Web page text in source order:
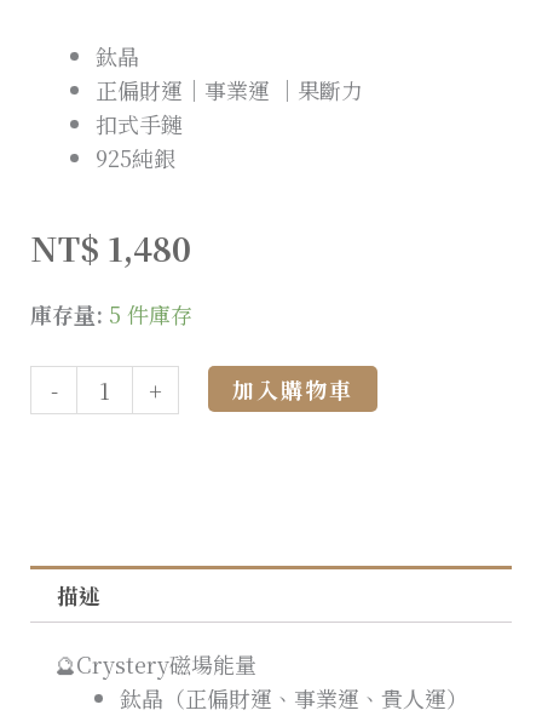
鈦晶
正偏財運｜事業運 ｜果斷力
扣式手鏈
925純銀
NT$ 1,480
庫存量: 5 件庫存
- + 加入購物車
描述
🔮Crystery磁場能量
鈦晶（正偏財運、事業運、貴人運）